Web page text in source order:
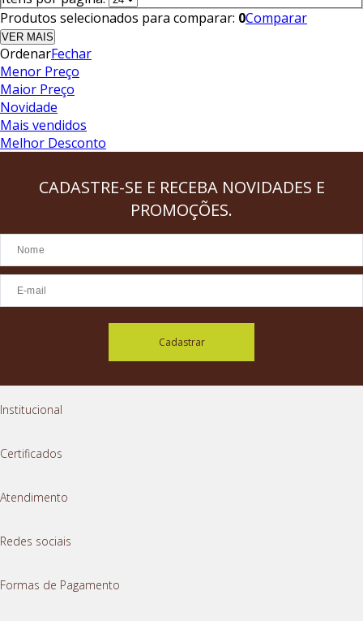
Produtos selecionados para comparar: 0Comparar
VER MAIS
OrdenarFechar
Menor Preço
Maior Preço
Novidade
Mais vendidos
Melhor Desconto
CADASTRE-SE E RECEBA NOVIDADES E
PROMOÇÕES.
Cadastrar
Institucional
Certificados
Atendimento
Redes sociais
Formas de Pagamento